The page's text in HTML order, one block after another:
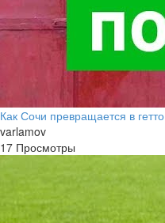
Как Сочи превращается в гетто
varlamov
17 Просмотры